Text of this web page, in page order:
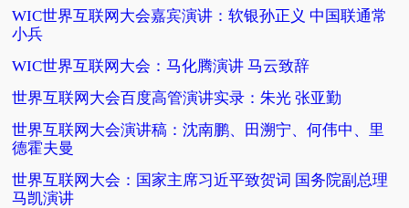
WIC世界互联网大会嘉宾演讲：软银孙正义 中国联通常
小兵
WIC世界互联网大会：马化腾演讲 马云致辞
世界互联网大会百度高管演讲实录：朱光 张亚勤
世界互联网大会演讲稿：沈南鹏、田溯宁、何伟中、里
德霍夫曼
世界互联网大会：国家主席习近平致贺词 国务院副总理
马凯演讲